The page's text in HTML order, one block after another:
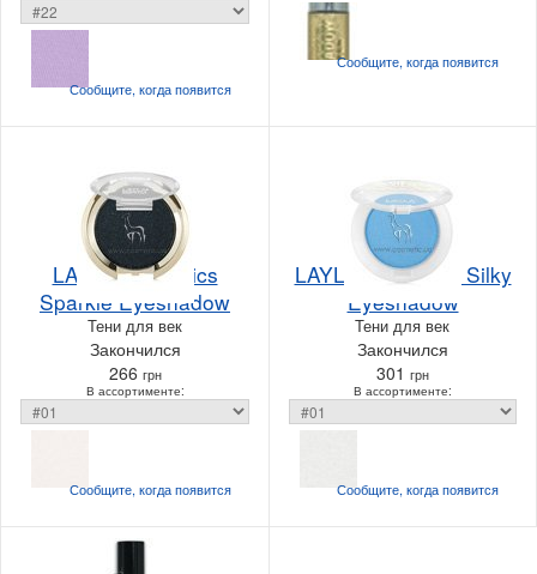
Сообщите, когдапоявится
Сообщите, когдапоявится
LAYLA cosmetics
Sparkle Eyeshadow
Тени для век
Закончился
266 грн
В ассортименте:
Сообщите, когдапоявится
LAYLA cosmetics Silky
Eyeshadow
Тени для век
Закончился
301 грн
В ассортименте:
Сообщите, когдапоявится